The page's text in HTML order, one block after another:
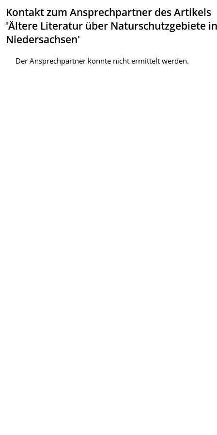
Kontakt zum Ansprechpartner des Artikels
'Ältere Literatur über Naturschutzgebiete
Niedersachsen'
Der Ansprechpartner konnte nicht ermittelt werden.